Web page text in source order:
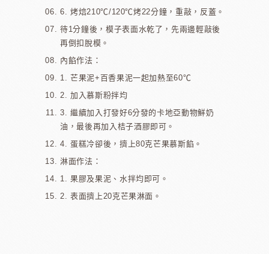
6. 烤焙210℃/120℃烤22分鐘，重敲，反蓋。
待1分鐘後，模子表面水乾了，先兩邊輕敲後
再倒扣脫模。
內餡作法：
1. 芒果泥+百香果泥一起加熱至60℃
2. 加入慕斯粉拌均
3. 繼續加入打發好6分發的卡地亞動物鮮奶
油，最後再加入桔子酒膠即可。
4. 蛋糕冷卻後，擠上80克芒果慕斯餡。
淋面作法：
1. 果膠及果泥、水拌均即可。
2. 表面擠上20克芒果淋面。